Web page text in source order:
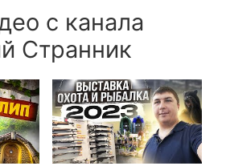
с канала
Странник